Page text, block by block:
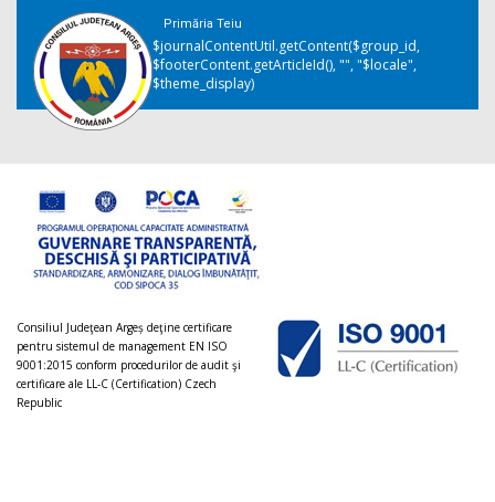
Primăria Teiu
$journalContentUtil.getContent($group_id,
$footerContent.getArticleId(), "", "$locale",
$theme_display)
Consiliul Judeţean Argeș deţine certificare
pentru sistemul de management EN ISO
9001:2015 conform procedurilor de audit şi
certificare ale LL-C (Certification) Czech
Republic